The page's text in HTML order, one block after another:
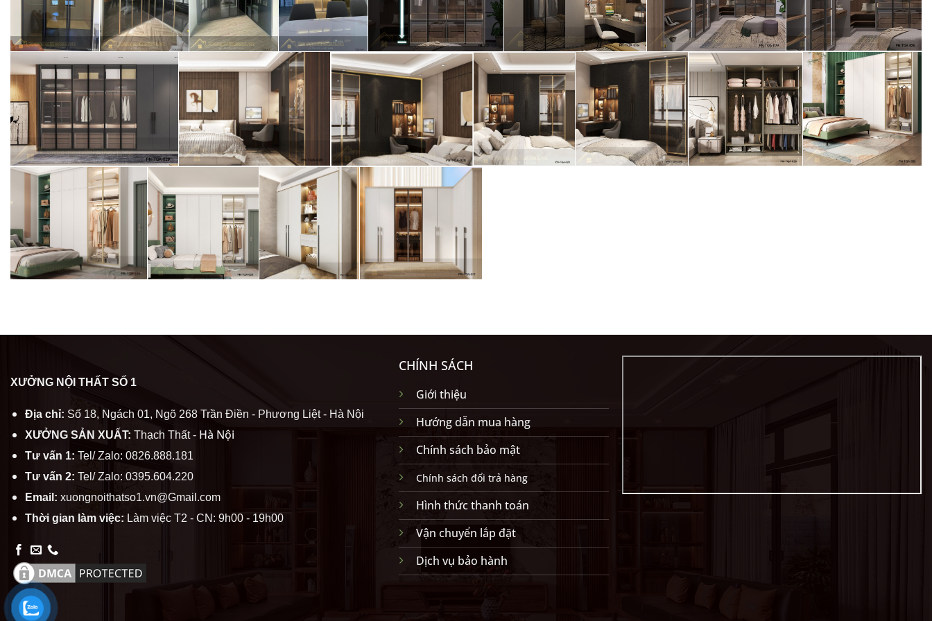
XƯỞNG NỘI THẤT SỐ 1
Địa chỉ: Số 18, Ngách 01, Ngõ 268 Trần Điền - Phương Liệt - Hà Nội
XƯỞNG SẢN XUẤT: Thạch Thất -Hà Nội
Tư vấn 1: Tel/ Zalo: 0826.888.181
Tư vấn 2: Tel/ Zalo: 0395.604.220
Email: xuongnoithatso1.vn@Gmail.com
Thời gian làm việc: Làm việc T2 - CN: 9h00 - 19h00
CHÍNH SÁCH
Giới thiệu
Hướng dẫn mua hàng
Chính sách bảo mật
Chính sách đổi trả hàng
Hình thức thanh toán
Vận chuyển lắp đặt
Dịch vụ bảo hành